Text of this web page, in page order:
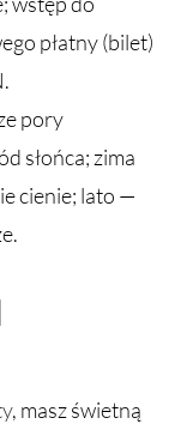
płatny (bilet)
pory
słońca; zima
cienie; lato —
, masz świetną